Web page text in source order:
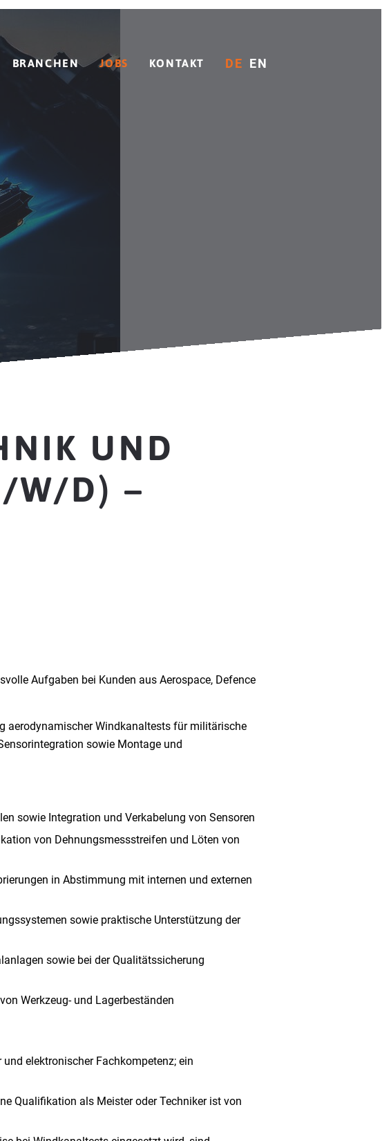
BRANCHEN JOBS KONTAKT DE EN
UND
W/D) –
Aufgaben bei Kunden aus Aerospace, Defence
aerodynamischer Windkanaltests für militärische
sowie Montage und
sowie Integration und Verkabelung von Sensoren
von Dehnungsmessstreifen und Löten von
in Abstimmung mit internen und externen
sowie praktische Unterstützung der
sowie bei der Qualitätssicherung
Werkzeug- und Lagerbeständen
elektronischer Fachkompetenz; ein
Qualifikation als Meister oder Techniker ist von